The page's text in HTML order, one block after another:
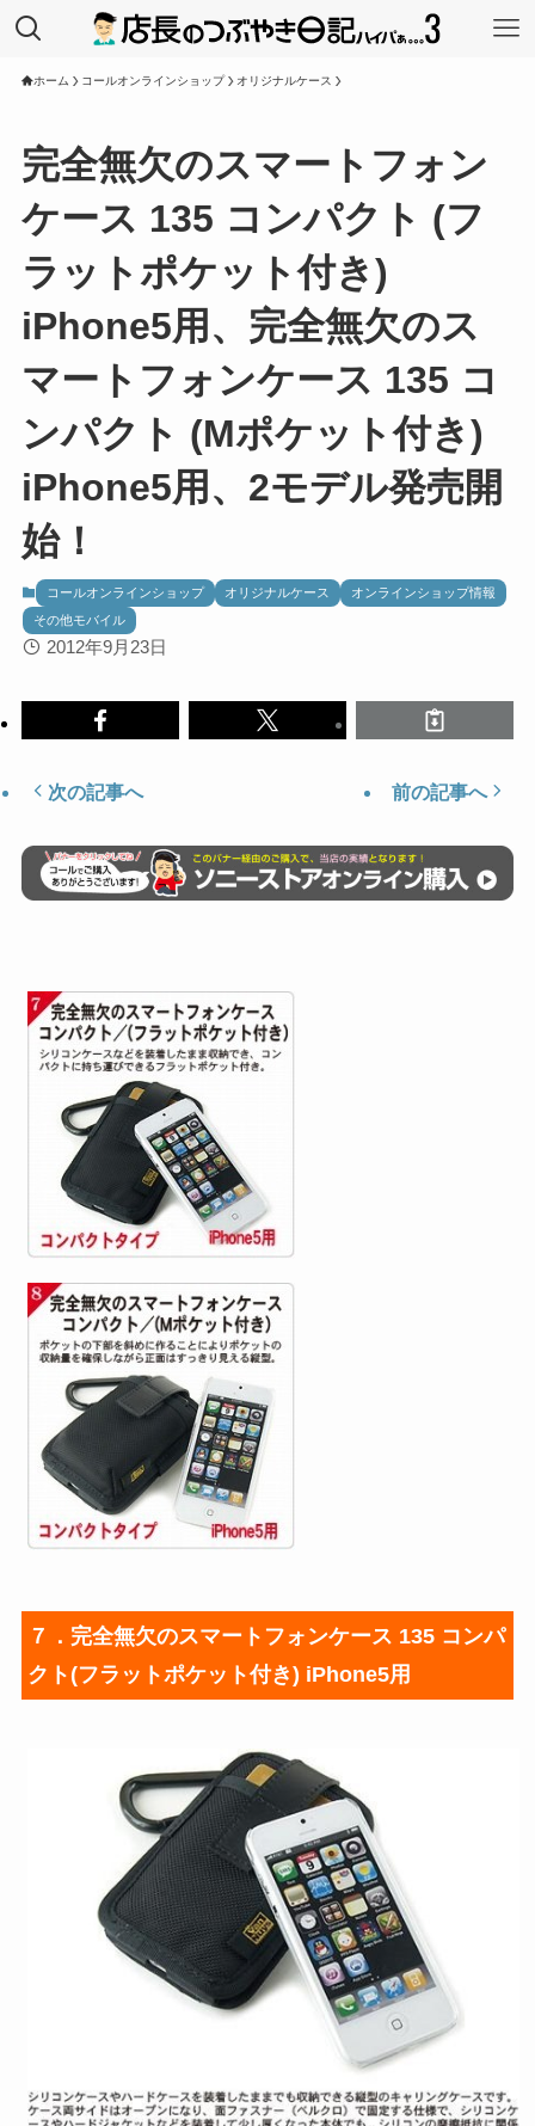
ホーム コールオンラインショップ オリジナルケース
完全無欠のスマートフォン
ケース 135 コンパクト (フ
ラットポケット付き)
iPhone5用、完全無欠のス
マートフォンケース 135 コ
ンパクト (Mポケット付き)
iPhone5用、2モデル発売開
始！
コールオンラインショップ オリジナルケース
オンラインショップ情報
その他モバイル
2012年9月23日
次の記事へ 前の記事へ
７．完全無欠のスマートフォンケース 135 コンパ
クト(フラットポケット付き) iPhone5用